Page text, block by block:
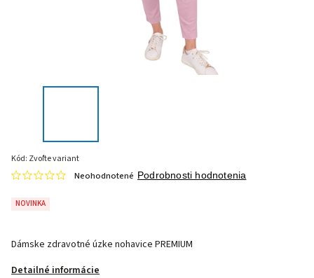
Kód: Zvoľte variant
NOVINKA
Neohodnotené Podrobnosti hodnotenia
Dámske zdravotné úzke nohavice PREMIUM
Detailné informácie